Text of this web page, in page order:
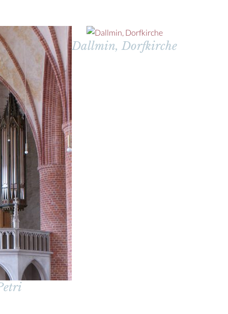
Dallmin, Dorfkirche